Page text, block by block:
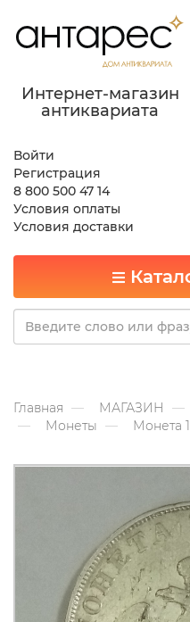
Интернет-магазин
антиквариата
Войти
Регистрация
8 800 500 47 14
Условия оплаты
Условия доставки
Главная МАГАЗИН
Монеты
Монета